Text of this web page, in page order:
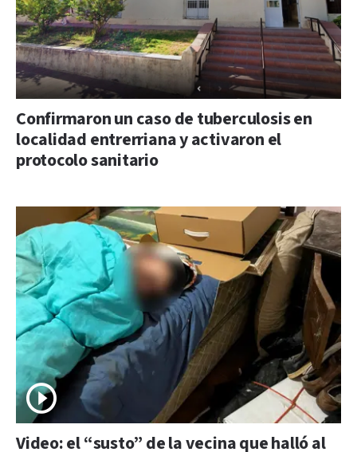
Confirmaron un caso de tuberculosis en
localidad entrerriana y activaron el
protocolo sanitario
Video: el “susto” de la vecina que halló al